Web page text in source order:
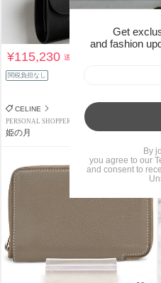
¥115,230送料込
関税負担なし
CELINE
PERSONAL SHOPPER
姫の月